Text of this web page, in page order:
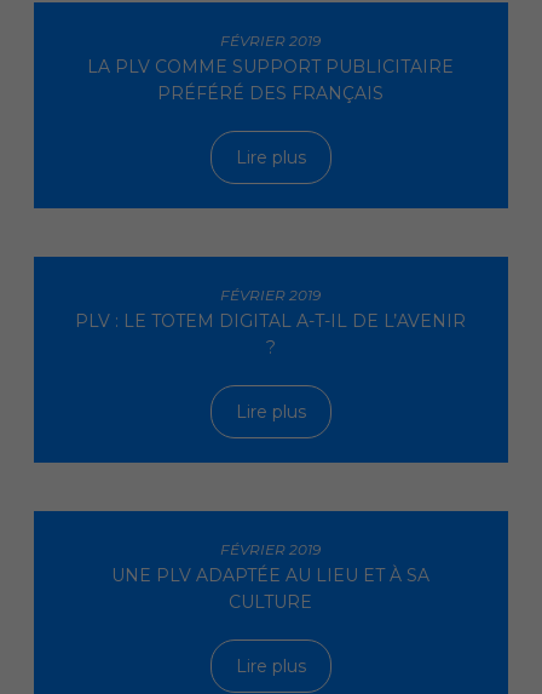
FÉVRIER 2019
LA PLV COMME SUPPORT PUBLICITAIRE
PRÉFÉRÉ DES FRANÇAIS
Lire plus
FÉVRIER 2019
PLV : LE TOTEM DIGITAL A-T-IL DE L’AVENIR
?
Lire plus
FÉVRIER 2019
UNE PLV ADAPTÉE AU LIEU ET À SA
CULTURE
Lire plus